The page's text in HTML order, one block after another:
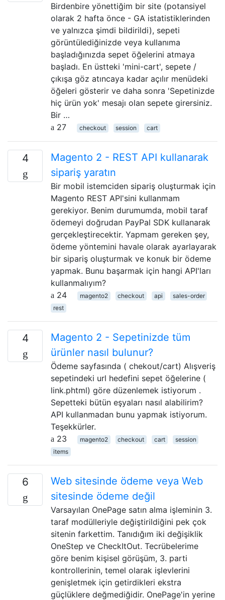
Birdenbire yönettiğim bir site (potansiyel
olarak 2 hafta önce - GA istatistiklerinden
ve yalnızca şimdi bildirildi), sepeti
görüntülediğinizde veya kullanıma
başladığınızda sepet öğelerini atmaya
başladı. En üstteki 'mini-cart', sepete /
çıkışa göz atıncaya kadar açılır menüdeki
öğeleri gösterir ve daha sonra 'Sepetinizde
hiç ürün yok' mesajı olan sepete girersiniz.
Bir …
27
checkout session cart
4
Magento 2 - REST API kullanarak
sipariş yaratın
Bir mobil istemciden sipariş oluşturmak için
Magento REST API'sini kullanmam
gerekiyor. Benim durumumda, mobil taraf
ödemeyi doğrudan PayPal SDK kullanarak
gerçekleştirecektir. Yapmam gereken şey,
ödeme yöntemini havale olarak ayarlayarak
bir sipariş oluşturmak ve konuk bir ödeme
yapmak. Bunu başarmak için hangi API'ları
kullanmalıyım?
24
magento2 checkout api
sales-order
rest
4
Magento 2 - Sepetinizde tüm
ürünler nasıl bulunur?
Ödeme sayfasında ( chekout/cart) Alışveriş
sepetindeki url hedefini sepet öğelerine (
link.phtml) göre düzenlemek istiyorum .
Sepetteki bütün eşyaları nasıl alabilirim?
API kullanmadan bunu yapmak istiyorum.
Teşekkürler.
23
magento2 checkout cart
session
items
6
Web sitesinde ödeme veya Web
sitesinde ödeme değil
Varsayılan OnePage satın alma işleminin 3.
taraf modülleriyle değiştirildiğini pek çok
sitenin farkettim. Tanıdığım iki değişiklik
OneStep ve CheckItOut. Tecrübelerime
göre benim kişisel görüşüm, 3. parti
kontrollerinin, temel olarak işlevlerini
genişletmek için getirdikleri ekstra
güçlüklere değmediğidir. OnePage'in yerine